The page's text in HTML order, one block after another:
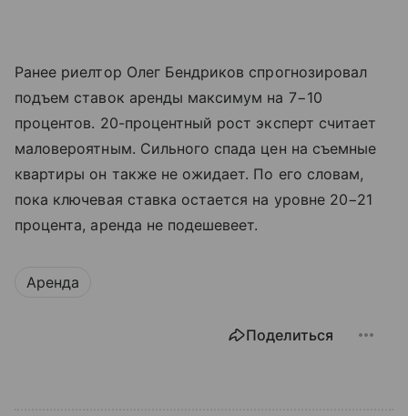
Ранее риелтор Олег Бендриков спрогнозировал
подъем ставок аренды максимум на 7−10
процентов. 20-процентный рост эксперт считает
маловероятным. Сильного спада цен на съемные
квартиры он также не ожидает. По его словам,
пока ключевая ставка остается на уровне 20−21
процента, аренда не подешевеет.
Аренда
Поделиться